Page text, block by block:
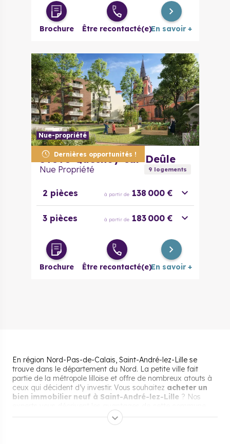
4 pièces à partir de 390 000 €
Brochure Être recontacté(e)En savoir +
Dernières opportunités !
Nue-propriété
59890 Quesnoy-sur-Deûle
Nue Propriété 9logements
2 pièces à partir de 138 000 €
3 pièces à partir de 183 000 €
Brochure Être recontacté(e)En savoir +
En région Nord-Pas-de-Calais, Saint-André-lez-Lille se
trouve dans le département du Nord. La petite ville fait
partie de la métropole lilloise et offre de nombreux atouts à
ceux qui décident d’y investir. Vous souhaitez acheter un
bien immobilier neuf à Saint-André-lez-Lille ? Nos
aux portes de Lille et vous invitent à découvrir nos offres
disponibles à l’achat sans plus attendre.